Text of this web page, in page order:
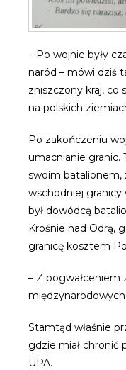
– Po wojnie były
naród – mówi dziś
zniszczony kraj, co
na polskich
Po zakończeniu
umacnianie granic.
swoim batalionem,
wschodniej granicy
był dowódcą
Krośnie nad Odrą,
granicę kosztem
– Z
Stamtąd właśnie
gdzie miał chronić
UPA.